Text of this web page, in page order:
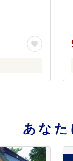
あなた